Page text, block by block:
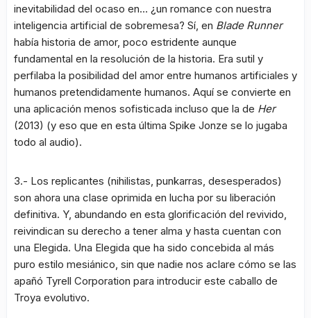
inevitabilidad del ocaso en… ¿un romance con nuestra
inteligencia artificial de sobremesa? Sí, en Blade Runner
había historia de amor, poco estridente aunque
fundamental en la resolución de la historia. Era sutil y
perfilaba la posibilidad del amor entre humanos artificiales y
humanos pretendidamente humanos. Aquí se convierte en
una aplicación menos sofisticada incluso que la de Her
(2013) (y eso que en esta última Spike Jonze se lo jugaba
todo al audio).
3.- Los replicantes (nihilistas, punkarras, desesperados)
son ahora una clase oprimida en lucha por su liberación
definitiva. Y, abundando en esta glorificación del revivido,
reivindican su derecho a tener alma y hasta cuentan con
una Elegida. Una Elegida que ha sido concebida al más
puro estilo mesiánico, sin que nadie nos aclare cómo se las
apañó Tyrell Corporation para introducir este caballo de
Troya evolutivo.